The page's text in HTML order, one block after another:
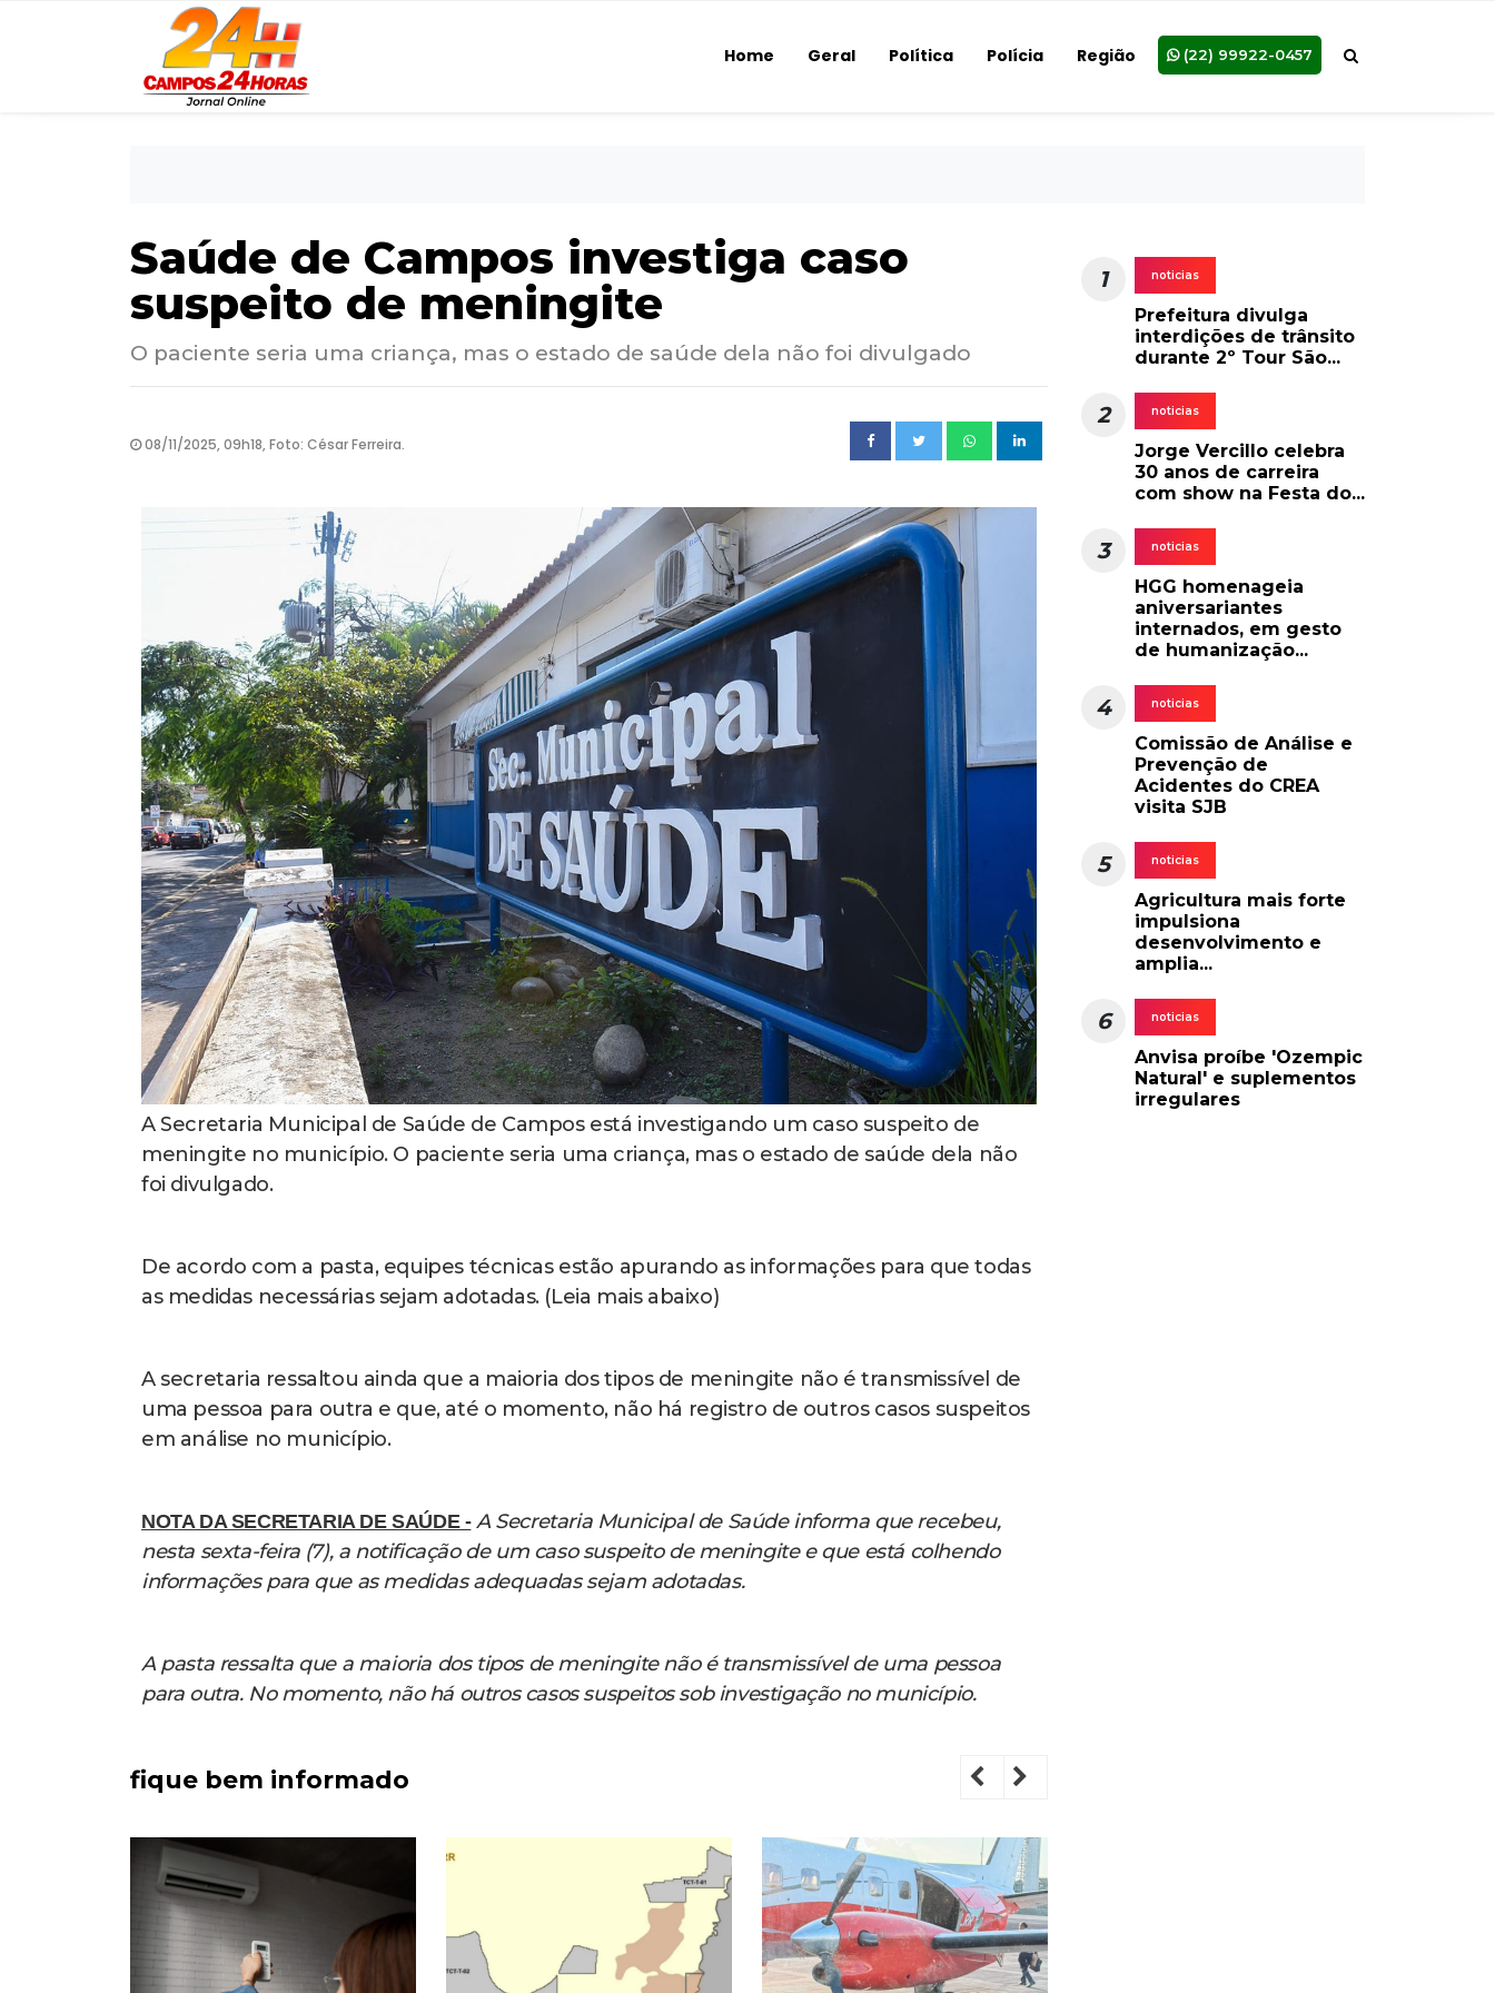
Home Geral Política Polícia Região (22) 99922-0457
Saúde de Campos investiga caso
suspeito de meningite
O paciente seria uma criança, mas o estado de saúde dela não foi divulgado
08/11/2025, 09h18, Foto: César Ferreira.
A Secretaria Municipal de Saúde de Campos está investigando um caso suspeito de
meningite no município. O paciente seria uma criança, mas o estado de saúde dela não
foi divulgado.
De acordo com a pasta, equipes técnicas estão apurando as informações para que todas
as medidas necessárias sejam adotadas. (Leia mais abaixo)
A secretaria ressaltou ainda que a maioria dos tipos de meningite não é transmissível de
uma pessoa para outra e que, até o momento, não há registro de outros casos suspeitos
em análise no município.
NOTA DA SECRETARIA DE SAÚDE - A Secretaria Municipal de Saúde informa que recebeu,
nesta sexta-feira (7), a notificação de um caso suspeito de meningite e que está colhendo
informações para que as medidas adequadas sejam adotadas.
A pasta ressalta que a maioria dos tipos de meningite não é transmissível de uma pessoa
para outra. No momento, não há outros casos suspeitos sob investigação no município.
fique bem informado Previous
1 noticias
Prefeitura divulga
interdições de trânsito
durante 2º Tour São...
2 noticias
Jorge Vercillo celebra
30 anos de carreira
com show na Festa do...
3 noticias
HGG homenageia
aniversariantes
internados, em gesto
de humanização...
4 noticias
Comissão de Análise e
Prevenção de
Acidentes do CREA
visita SJB
5 noticias
Agricultura mais forte
impulsiona
desenvolvimento e
amplia...
6 noticias
Anvisa proíbe 'Ozempic
Natural' e suplementos
irregulares